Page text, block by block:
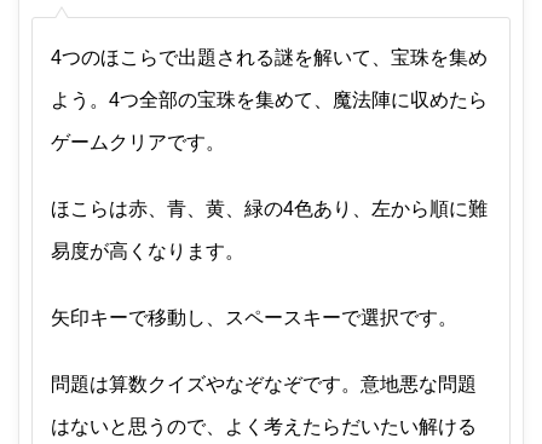
4つのほこらで出題される謎を解いて、宝珠を集め
よう。4つ全部の宝珠を集めて、魔法陣に収めたら
ゲームクリアです。
ほこらは赤、青、黄、緑の4色あり、左から順に難
易度が高くなります。
矢印キーで移動し、スペースキーで選択です。
問題は算数クイズやなぞなぞです。意地悪な問題
はないと思うので、よく考えたらだいたい解ける